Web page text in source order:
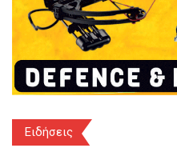
Ειδήσεις